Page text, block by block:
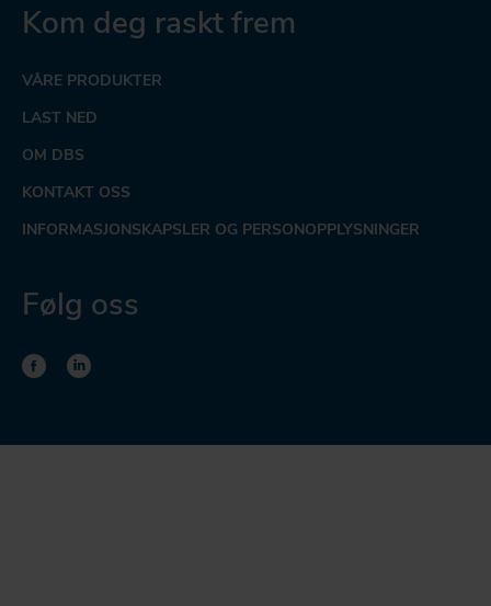
Kom deg raskt frem
VÅRE PRODUKTER
LAST NED
OM DBS
KONTAKT OSS
INFORMASJONSKAPSLER OG PERSONOPPLYSNINGER
Følg oss